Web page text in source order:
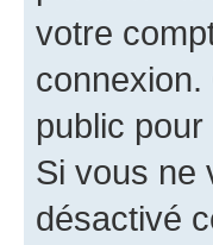
votre
connexion.
public
Si vous ne
désactivé